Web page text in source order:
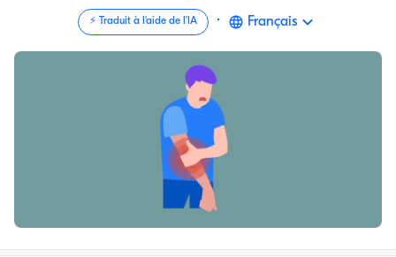
⚡️ Traduit à l'aide de l'IA · Français